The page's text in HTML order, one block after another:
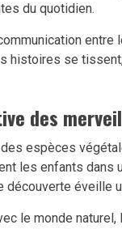
du quotidien.
histoires se
des
espèces
les enfants
découverte éveille
le monde